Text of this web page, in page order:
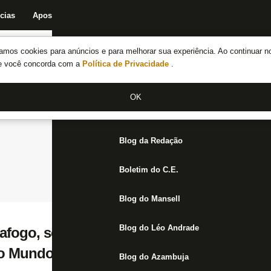
cookies para anúncios e para melhorar sua experiência. Ao continuar
você concorda com a Política de Privacidade .
OK
Apostas
Notícias do Botafogo
Fórum
Jogos
Blog da Redação
Boletim do C.E.
Blog do Mansell
Blog do Léo Andrade
Blog do Azambuja
se apresenta à Seleção Brasileira
Mundo